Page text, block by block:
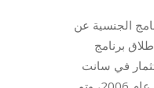
الجنسية عن
برنامج
في سانت